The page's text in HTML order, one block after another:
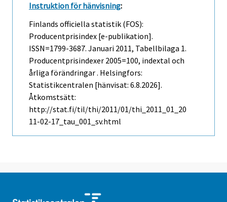
Instruktion för hänvisning:
Finlands officiella statistik (FOS):
Producentprisindex [e-publikation].
ISSN=1799-3687. Januari 2011, Tabellbilaga 1.
Producentprisindexer 2005=100, indextal och
årliga förändringar . Helsingfors:
Statistikcentralen [hänvisat: 6.8.2026].
Åtkomstsätt:
http://stat.fi/til/thi/2011/01/thi_2011_01_20
11-02-17_tau_001_sv.html